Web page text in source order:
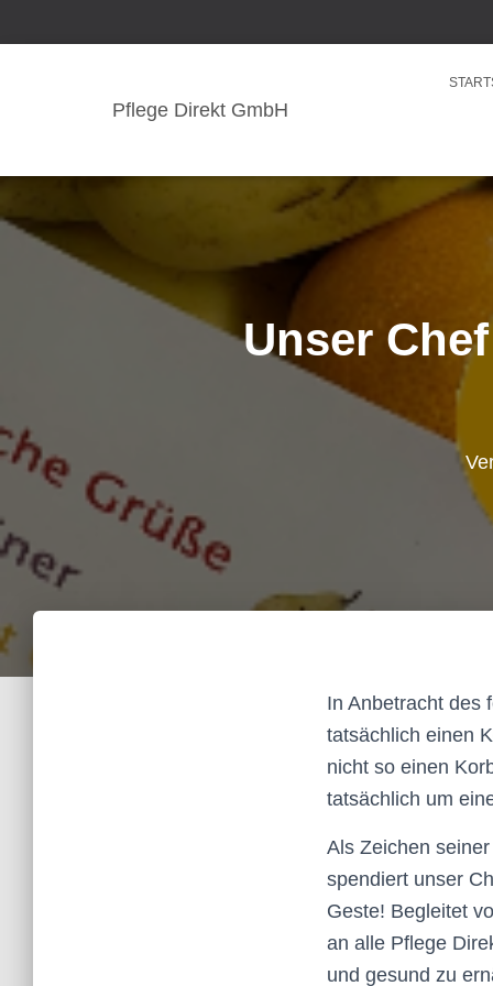
Pflege Direkt GmbH
Unser
In Anbetracht des
tatsächlich einen
nicht so einen
tatsächlich um
Als Zeichen
spendiert unser
Geste! Begleitet
an alle Pflege
und gesund zu